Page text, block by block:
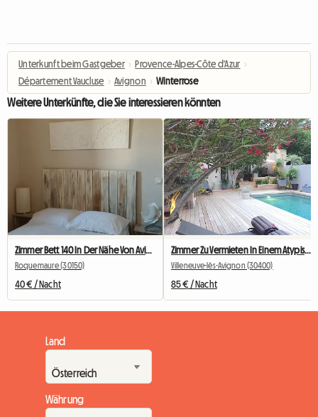
Unterkunft beim Gastgeber › Provence-Alpes-Côte d'Azur ›
Département Vaucluse › Avignon › Winterrose
Weitere Unterkünfte, die Sie interessieren könnten
Zimmer Bett 140 In Der Nähe Von Avignon Orange 20 Mn Von Marcoule
Roquemaure (30150)
40 € / Nacht
Zimmer Zu Vermieten In Einem Atypischen Haus (Kopie)
Villeneuve-lès-Avignon (30400)
85 € / Nacht
Land
Währung